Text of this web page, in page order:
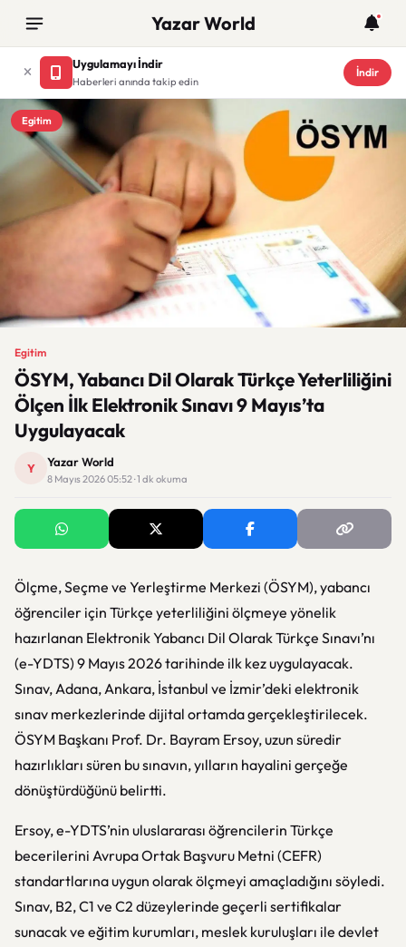
Yazar World
Uygulamayı İndir
Haberleri anında takip edin
İndir
Egitim
Egitim
ÖSYM, Yabancı Dil Olarak Türkçe Yeterliliğini
Ölçen İlk Elektronik Sınavı 9 Mayıs’ta
Uygulayacak
Y Yazar World
8 Mayıs 2026 05:52 · 1 dk okuma
Ölçme, Seçme ve Yerleştirme Merkezi (ÖSYM), yabancı
öğrenciler için Türkçe yeterliliğini ölçmeye yönelik
hazırlanan Elektronik Yabancı Dil Olarak Türkçe Sınavı’nı
(e-YDTS) 9 Mayıs 2026 tarihinde ilk kez uygulayacak.
Sınav, Adana, Ankara, İstanbul ve İzmir’deki elektronik
sınav merkezlerinde dijital ortamda gerçekleştirilecek.
ÖSYM Başkanı Prof. Dr. Bayram Ersoy, uzun süredir
hazırlıkları süren bu sınavın, yılların hayalini gerçeğe
dönüştürdüğünü belirtti.
Ersoy, e-YDTS’nin uluslararası öğrencilerin Türkçe
becerilerini Avrupa Ortak Başvuru Metni (CEFR)
standartlarına uygun olarak ölçmeyi amaçladığını söyledi.
Sınav, B2, C1 ve C2 düzeylerinde geçerli sertifikalar
sunacak ve eğitim kurumları, meslek kuruluşları ile devlet